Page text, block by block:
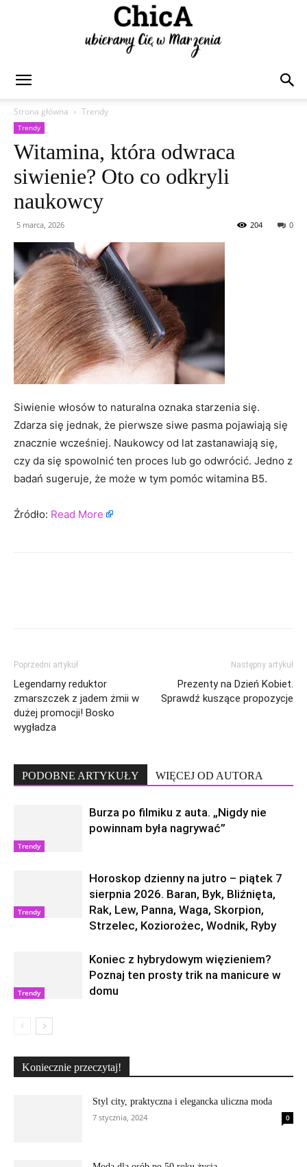
Strona główna
Trendy
Trendy
Witamina, która odwraca
siwienie? Oto co odkryli
naukowcy
5 marca, 2026 0
204
Siwienie włosów to naturalna oznaka starzenia się.
Zdarza się jednak, że pierwsze siwe pasma pojawiają się
znacznie wcześniej. Naukowcy od lat zastanawiają się,
czy da się spowolnić ten proces lub go odwrócić. Jedno z
badań sugeruje, że może w tym pomóc witamina B5.
Źródło: Read More
Poprzedni artykuł
Legendarny reduktor
zmarszczek z jadem żmii w
dużej promocji! Bosko
wygładza
Następny artykuł
Prezenty na Dzień Kobiet.
Sprawdź kuszące propozycje
PODOBNE ARTYKUŁY WIĘCEJ OD AUTORA
Trendy
Burza po filmiku z auta. „Nigdy nie
powinnam była nagrywać”
Trendy
Horoskop dzienny na jutro – piątek 7
sierpnia 2026. Baran, Byk, Bliźnięta,
Rak, Lew, Panna, Waga, Skorpion,
Strzelec, Koziorożec, Wodnik, Ryby
Trendy
Koniec z hybrydowym więzieniem?
Poznaj ten prosty trik na manicure w
domu
Koniecznie przeczytaj!
Styl city, praktyczna i elegancka uliczna moda
7 stycznia, 2024
0